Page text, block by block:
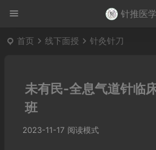
针推医
首页 线下面授 针灸针刀
未有民-全息气道针临
班
2023-11-17 阅读模式